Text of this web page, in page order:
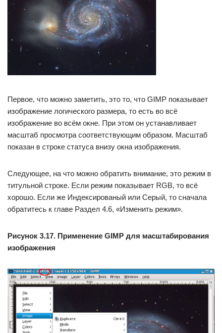
Первое, что можно заметить, это то, что GIMP показывает
изображение логического размера, то есть во всё
изображение во всём окне. При этом он устанавливает
масштаб просмотра соответствующим образом. Масштаб
показан в строке статуса внизу окна изображения.
Следующее, на что можно обратить внимание, это режим в
титульной строке. Если режим показывает RGB, то всё
хорошо. Если же Индексированый или Серый, то сначала
обратитесь к главе Раздел 4.6, «Изменить режим».
Рисунок 3.17. Применение GIMP для масштабирования
изображения